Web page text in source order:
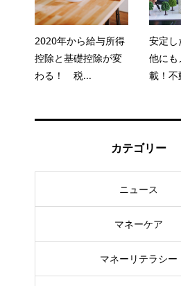
2020年から給与所得
控除と基礎控除が変
わる！ 税...
安定し
他にも
載！不
カテゴリー
ニュース
マネーケア
マネーリテラシー